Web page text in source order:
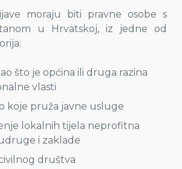
moraju biti pravne osobe s
u Hrvatskoj, iz jedne od
što je općina ili druga razina
vlasti
koje pruža javne usluge
lokalnih tijela neprofitna
i zaklade
društva